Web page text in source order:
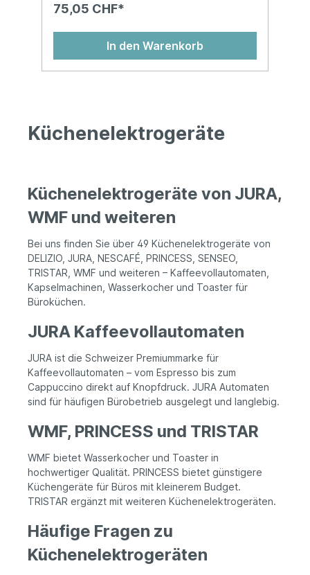
75,05 CHF*
In den Warenkorb
Küchenelektrogeräte
Küchenelektrogeräte von JURA,
WMF und weiteren
Bei uns finden Sie über 49 Küchenelektrogeräte von
DELIZIO, JURA, NESCAFÉ, PRINCESS, SENSEO,
TRISTAR, WMF und weiteren – Kaffeevollautomaten,
Kapselmachinen, Wasserkocher und Toaster für
Büroküchen.
JURA Kaffeevollautomaten
JURA ist die Schweizer Premiummarke für
Kaffeevollautomaten – vom Espresso bis zum
Cappuccino direkt auf Knopfdruck. JURA Automaten
sind für häufigen Bürobetrieb ausgelegt und langlebig.
WMF, PRINCESS und TRISTAR
WMF bietet Wasserkocher und Toaster in
hochwertiger Qualität. PRINCESS bietet günstigere
Küchengeräte für Büros mit kleinerem Budget.
TRISTAR ergänzt mit weiteren Küchenelektrogeräten.
Häufige Fragen zu
Küchenelektrogeräten